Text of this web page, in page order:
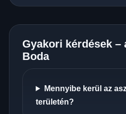
Gyakori kérdések –
Boda
Mennyibe kerül az
területén?